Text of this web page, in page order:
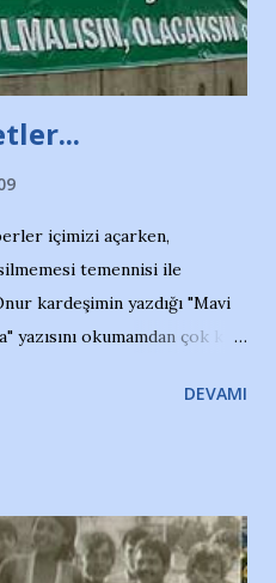
içimizi açarken,
temennisi ile
kardeşimin yazdığı "Mavi
okumamdan çok kısa
İstanbul takımlarının
istemediklerini bir
bildiriyordu.. Bu grup
DEVAMI